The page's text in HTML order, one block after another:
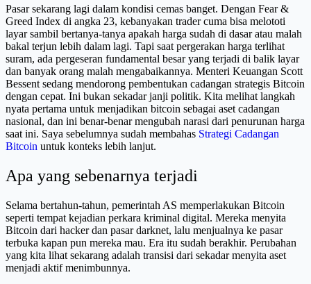
Pasar sekarang lagi dalam kondisi cemas banget. Dengan Fear &
Greed Index di angka 23, kebanyakan trader cuma bisa melototi
layar sambil bertanya-tanya apakah harga sudah di dasar atau malah
bakal terjun lebih dalam lagi. Tapi saat pergerakan harga terlihat
suram, ada pergeseran fundamental besar yang terjadi di balik layar
dan banyak orang malah mengabaikannya. Menteri Keuangan Scott
Bessent sedang mendorong pembentukan cadangan strategis Bitcoin
dengan cepat. Ini bukan sekadar janji politik. Kita melihat langkah
nyata pertama untuk menjadikan bitcoin sebagai aset cadangan
nasional, dan ini benar-benar mengubah narasi dari penurunan harga
saat ini. Saya sebelumnya sudah membahas Strategi Cadangan
Bitcoin untuk konteks lebih lanjut.
Apa yang sebenarnya terjadi
Selama bertahun-tahun, pemerintah AS memperlakukan Bitcoin
seperti tempat kejadian perkara kriminal digital. Mereka menyita
Bitcoin dari hacker dan pasar darknet, lalu menjualnya ke pasar
terbuka kapan pun mereka mau. Era itu sudah berakhir. Perubahan
yang kita lihat sekarang adalah transisi dari sekadar menyita aset
menjadi aktif menimbunnya.